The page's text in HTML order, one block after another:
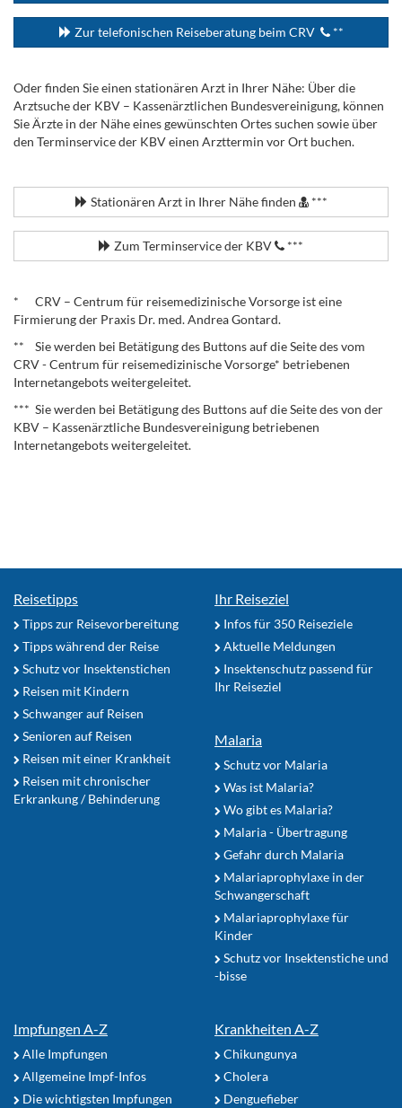
Zur telefonischen Reiseberatung beim CRV **
Oder finden Sie einen stationären Arzt in Ihrer Nähe: Über die
Arztsuche der KBV – Kassenärztlichen Bundesvereinigung, können
Sie Ärzte in der Nähe eines gewünschten Ortes suchen sowie über
den Terminservice der KBV einen Arzttermin vor Ort buchen.
Stationären Arzt in Ihrer Nähe finden ***
Zum Terminservice der KBV ***
* CRV – Centrum für reisemedizinische Vorsorge ist eine
Firmierung der Praxis Dr. med. Andrea Gontard.
** Sie werden bei Betätigung des Buttons auf die Seite des vom
CRV - Centrum für reisemedizinische Vorsorge* betriebenen
Internetangebots weitergeleitet.
*** Sie werden bei Betätigung des Buttons auf die Seite des von der
KBV – Kassenärztliche Bundesvereinigung betriebenen
Internetangebots weitergeleitet.
Reisetipps
Tipps zur Reisevorbereitung
Tipps während der Reise
Schutz vor Insektenstichen
Reisen mit Kindern
Schwanger auf Reisen
Senioren auf Reisen
Reisen mit einer Krankheit
Reisen mit chronischer
Erkrankung / Behinderung
Ihr Reiseziel
Infos für 350 Reiseziele
Aktuelle Meldungen
Insektenschutz passend für
Ihr Reiseziel
Malaria
Schutz vor Malaria
Was ist Malaria?
Wo gibt es Malaria?
Malaria - Übertragung
Gefahr durch Malaria
Malariaprophylaxe in der
Schwangerschaft
Malariaprophylaxe für
Kinder
Schutz vor Insektenstiche und
-bisse
Impfungen A-Z
Alle Impfungen
Allgemeine Impf-Infos
Die wichtigsten Impfungen
Krankheiten A-Z
Chikungunya
Cholera
Denguefieber